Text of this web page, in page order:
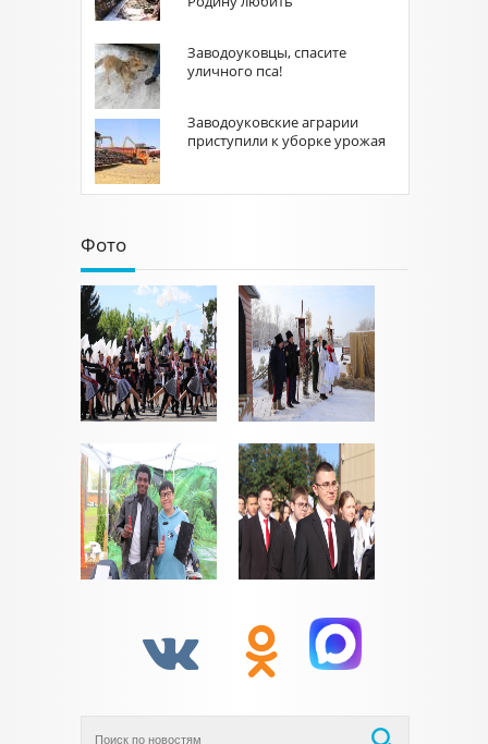
Заводоуковцы, спасите
уличного пса!
Заводоуковские аграрии
приступили к уборке урожая
Фото